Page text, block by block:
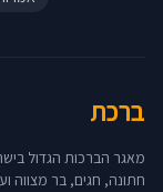
ברכת
מאגר הברכות הגדול
חתונה, חגים, בר מצווה